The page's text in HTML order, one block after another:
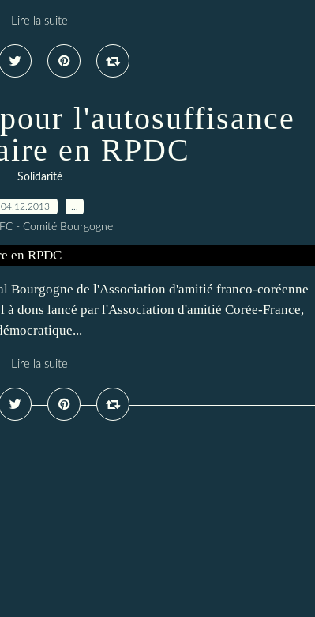
Lire la suite
l'autosuffisance
en RPDC
Solidarité
04.12.2013
- Comité Bourgogne
Bourgogne de l'Association d'amitié franco-coréenne
dons lancé par l'Association d'amitié Corée-France,
Lire la suite